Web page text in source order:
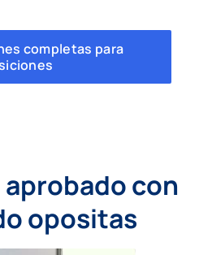
completas para
aprobado con
opositas